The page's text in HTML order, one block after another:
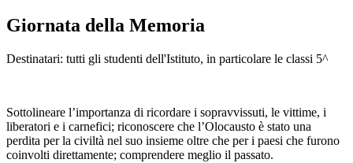
Giornata della Memoria
Destinatari: tutti gli studenti dell'Istituto, in particolare le classi 5^
Sottolineare l’importanza di ricordare i sopravvissuti, le vittime, i
liberatori e i carnefici; riconoscere che l’Olocausto è stato una
perdita per la civiltà nel suo insieme oltre che per i paesi che furono
coinvolti direttamente; comprendere meglio il passato.